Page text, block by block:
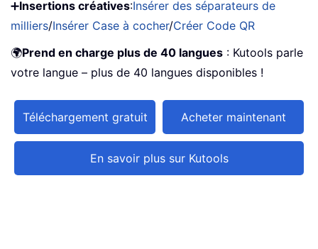
➕Insertions créatives:Insérer des séparateurs de
milliers/Insérer Case à cocher/Créer Code QR
🌍Prend en charge plus de 40 langues : Kutools parle
votre langue – plus de 40 langues disponibles !
Téléchargement gratuit Acheter maintenant
En savoir plus sur Kutools